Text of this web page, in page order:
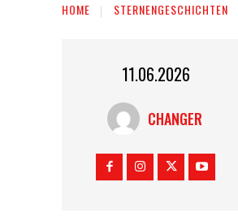
HOME STERNENGESCHICHTEN
11.06.2026
CHANGER